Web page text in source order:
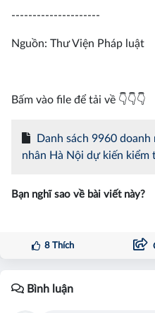
---------------------
Nguồn: Thư Viện Pháp luật
Bấm vào file để tải về 👇👇👇
Danh sách 9960
nhân Hà Nội dự kiến
Bạn nghĩ sao về bài viết này?
8Thích
Bình luận